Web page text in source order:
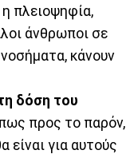
η πλειοψηφία,
άνθρωποι σε
νοσήματα, κάνουν
δόση του
προς το παρόν,
είναι για αυτούς